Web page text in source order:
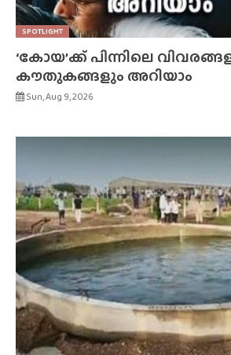
SPOTLIGHT
‘കോയ’ക്ക് പിന്നിലെ
കൗതുകങ്ങളും അറിയാം
Sun, Aug 9, 2026